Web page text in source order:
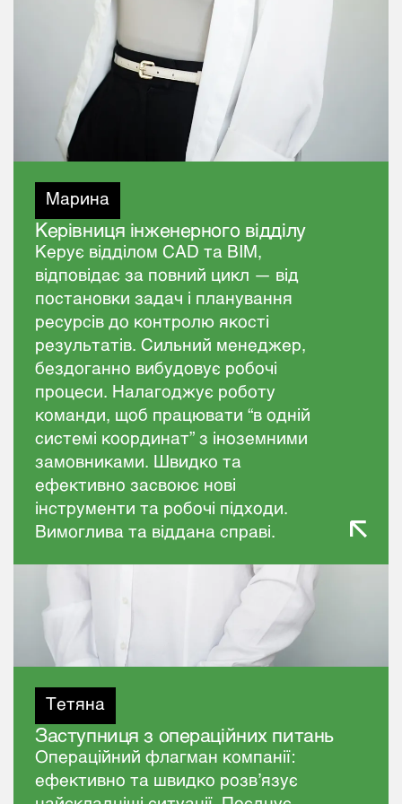
Марина
Керівниця інженерного відділу
Керує відділом CAD та BIM,
відповідає за повний цикл — від
постановки задач і планування
ресурсів до контролю якості
результатів. Сильний менеджер,
бездоганно вибудовує робочі
процеси. Налагоджує роботу
команди, щоб працювати “в одній
системі координат” з іноземними
замовниками. Швидко та
ефективно засвоює нові
інструменти та робочі підходи.
Вимоглива та віддана справі.
Тетяна
Заступниця з операційних питань
Операційний флагман компанії:
ефективно та швидко розвʼязує